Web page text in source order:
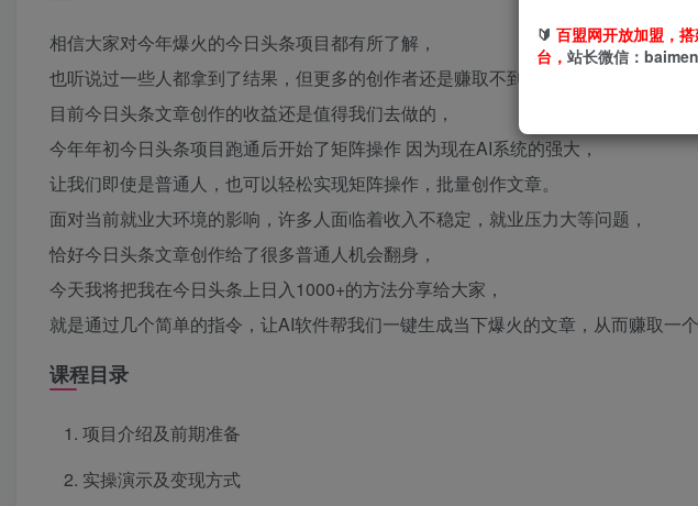
相信大家对今年爆火的今日头条项目都有所了解，
也听说过一些人都拿到了结果，但更多的创作者还是赚取不到收益。
目前今日头条文章创作的收益还是值得我们去做的，
今年年初今日头条项目跑通后开始了矩阵操作 因为现在AI系统的强大，
让我们即使是普通人，也可以轻松实现矩阵操作，批量创作文章。
面对当前就业大环境的影响，许多人面临着收入不稳定，就业压力大等问题，
恰好今日头条文章创作给了很多普通人机会翻身，
今天我将把我在今日头条上日入1000+的方法分享给大家，
就是通过几个简单的指令，让AI软件帮我们一键生成当下爆火的文章，从而赚取一
课程目录
项目介绍及前期准备
实操演示及变现方式
🔰 百盟网开放加盟，
台， 站长微信：